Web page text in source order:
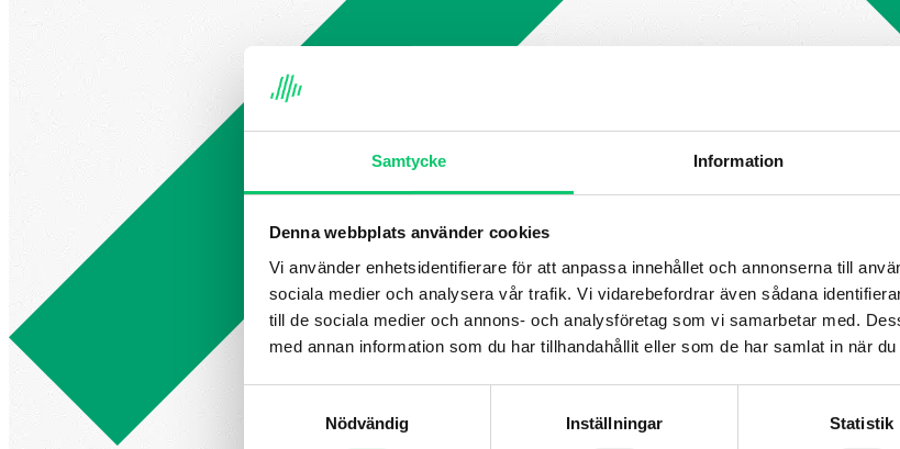
Samtycke Information
Denna webbplats använder cookies
Vi använder enhetsidentifierare för att anpassa innehållet och annonserna till
sociala medier och analysera vår trafik. Vi vidarebefordrar även sådana
till de sociala medier och annons- och analysföretag som vi samarbetar med.
med annan information som du har tillhandahållit eller som de har samlat in när
Nödvändig
Inställningar Statistik